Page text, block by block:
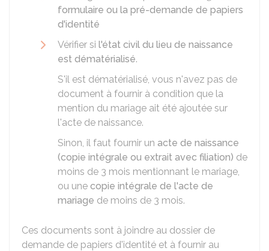
formulaire ou la pré-demande de papiers
d'identité
Vérifier si l'état civil du lieu de naissance
est dématérialisé.
S'il est dématérialisé, vous n'avez pas de
document à fournir à condition que la
mention du mariage ait été ajoutée sur
l'acte de naissance.
Sinon, il faut fournir un acte de naissance
(copie intégrale ou extrait avec filiation) de
moins de 3 mois mentionnant le mariage,
ou une copie intégrale de l'acte de
mariage de moins de 3 mois.
Ces documents sont à joindre au dossier de
demande de papiers d'identité et à fournir au